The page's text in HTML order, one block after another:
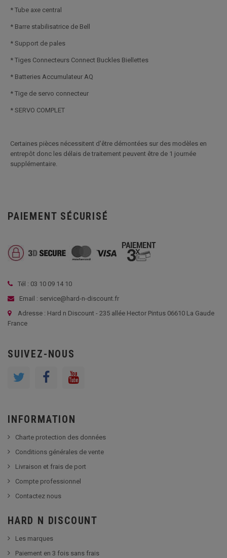
* Tube axe central
* Barre stabilisatrice de Bell
* Support de pales
* Tiges Connecteurs Connect Buckles Biellettes
* Batteries Accumulateur AQ
* Tige de servo connecteur
* SERVO COMPLET
Certaines pièces nécessitent d'être démontées sur des modèles en
entrepôt donc les délais de traitement peuvent être de 1 journée
supplémentaire.
PAIEMENT SÉCURISÉ
Tél : 03 10 09 14 10
Email : service@hard-n-discount.fr
Adresse : Hard n Discount - 235 allée Hector Pintus 06610 La Gaude
France
SUIVEZ-NOUS
INFORMATION
Charte protection des données
Conditions générales de vente
Livraison et frais de port
Compte professionnel
Contactez nous
HARD N DISCOUNT
Les marques
Paiement en 3 fois sans frais